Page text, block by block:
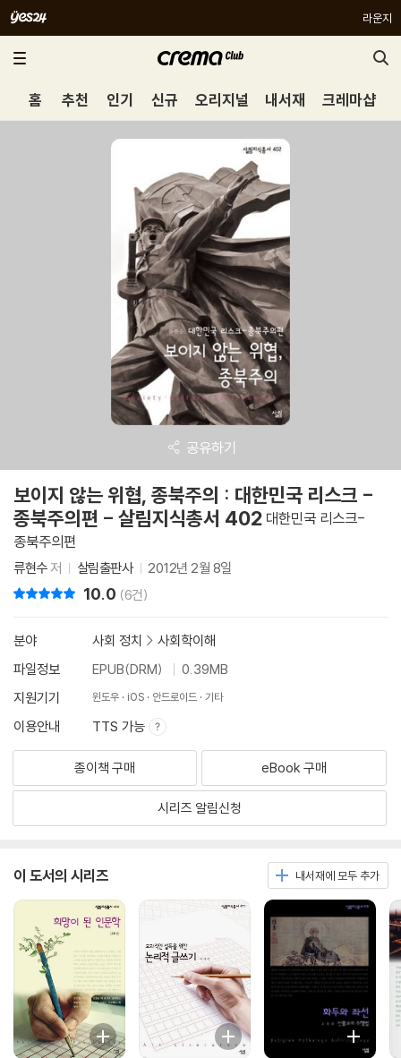
라운지
홈 추천 인기 신규 오리지널 내서재 크레마샵
공유하기
보이지 않는 위협, 종북주의 : 대한민국 리스크 -
종북주의편 - 살림지식총서 402 대한민국 리스크-
종북주의편
류현수저 살림출판사 2012년 2월 8일
10.0 (6건)
분야 사회 정치 > 사회학이해
파일정보
EPUB(DRM)
0.39MB
지원기기
윈도우 iOS 안드로이드 기타
이용안내 TTS 가능
종이책 구매 eBook 구매
시리즈 알림신청
이 도서의 시리즈 내서재에 모두 추가